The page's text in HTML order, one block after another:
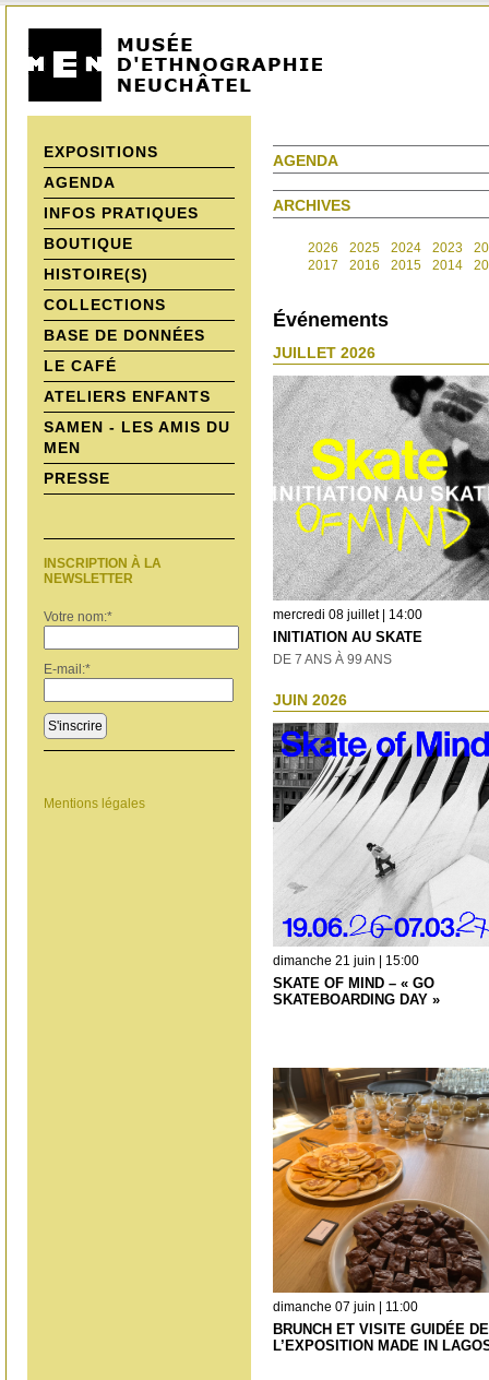
EXPOSITIONS
AGENDA
INFOS PRATIQUES
BOUTIQUE
HISTOIRE(S)
COLLECTIONS
BASE DE DONNÉES
LE CAFÉ
ATELIERS ENFANTS
SAMEN - LES AMIS DU
MEN
PRESSE
INSCRIPTION À LA
NEWSLETTER
Votre nom:*
E-mail:*
S'inscrire
Mentions légales
AGENDA
ARCHIVES
2026 2025 2024 2023
2017
2016 2015 2014
Événements
JUILLET 2026
mercredi 08 juillet | 14:00
INITIATION AU SKATE
DE 7 ANS À 99 ANS
JUIN 2026
dimanche 21 juin | 15:00
SKATE OF MIND – « GO
SKATEBOARDING DAY »
dimanche 07 juin | 11:00
BRUNCH ET VISITE GUIDÉE DE
L’EXPOSITION MADE IN